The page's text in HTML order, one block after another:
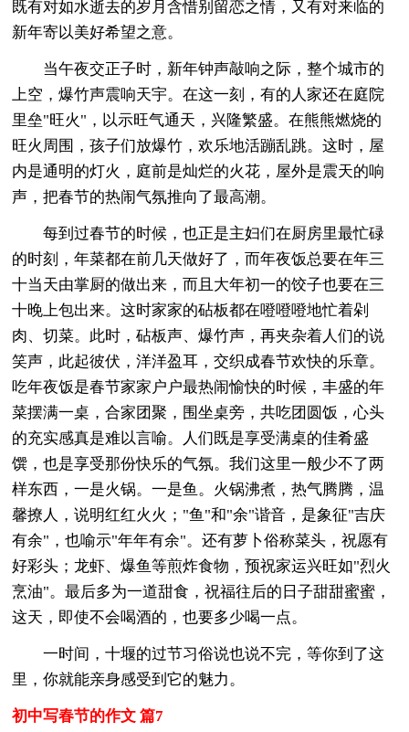
既有对如水逝去的岁月含惜别留恋之情，又有对来临的
新年寄以美好希望之意。
当午夜交正子时，新年钟声敲响之际，整个城市的
上空，爆竹声震响天宇。在这一刻，有的人家还在庭院
里垒"旺火"，以示旺气通天，兴隆繁盛。在熊熊燃烧的
旺火周围，孩子们放爆竹，欢乐地活蹦乱跳。这时，屋
内是通明的灯火，庭前是灿烂的火花，屋外是震天的响
声，把春节的热闹气氛推向了最高潮。
每到过春节的时候，也正是主妇们在厨房里最忙碌
的时刻，年菜都在前几天做好了，而年夜饭总要在年三
十当天由掌厨的做出来，而且大年初一的饺子也要在三
十晚上包出来。这时家家的砧板都在噔噔噔地忙着剁
肉、切菜。此时，砧板声、爆竹声，再夹杂着人们的说
笑声，此起彼伏，洋洋盈耳，交织成春节欢快的乐章。
吃年夜饭是春节家家户户最热闹愉快的时候，丰盛的年
菜摆满一桌，合家团聚，围坐桌旁，共吃团圆饭，心头
的充实感真是难以言喻。人们既是享受满桌的佳肴盛
馔，也是享受那份快乐的气氛。我们这里一般少不了两
样东西，一是火锅。一是鱼。火锅沸煮，热气腾腾，温
馨撩人，说明红红火火；"鱼"和"余"谐音，是象征"吉庆
有余"，也喻示"年年有余"。还有萝卜俗称菜头，祝愿有
好彩头；龙虾、爆鱼等煎炸食物，预祝家运兴旺如"烈火
烹油"。最后多为一道甜食，祝福往后的日子甜甜蜜蜜，
这天，即使不会喝酒的，也要多少喝一点。
一时间，十堰的过节习俗说也说不完，等你到了这
里，你就能亲身感受到它的魅力。
初中写春节的作文 篇7